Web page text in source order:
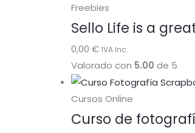
Freebies
Sello Life is a
0,00 € IVA Inc.
Valorado con 5.00 de 5
Cursos Online
Curso de